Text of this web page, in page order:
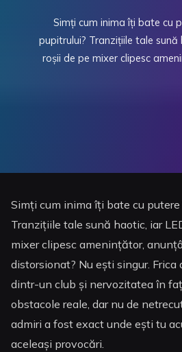
Simți cum inima îți bate cu
pupitrului? Tranzițiile tale sună
roșii de pe mixer clipesc
Simți cum inima îți bate cu
Tranzițiile tale sună haotic, iar
mixer clipesc amenințător,
distorsionat? Nu ești singur. Frica
dintr-un club și nervozitatea în
obstacole reale, dar nu de
admiri a fost exact unde ești tu
aceleași provocări.